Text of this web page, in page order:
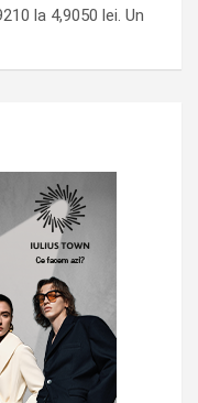
la 4,9050 lei. Un